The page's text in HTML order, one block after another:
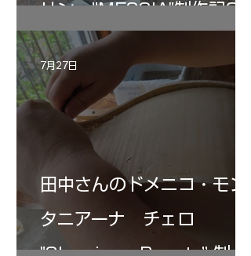
リン ”MESSIA"制作記33
田中さんのドメニコ・モン
タニアーナ チェロ
7月27日